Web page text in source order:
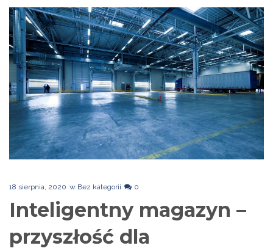
18 sierpnia, 2020 w Bez kategorii 0
Inteligentny magazyn –
przyszłość dla